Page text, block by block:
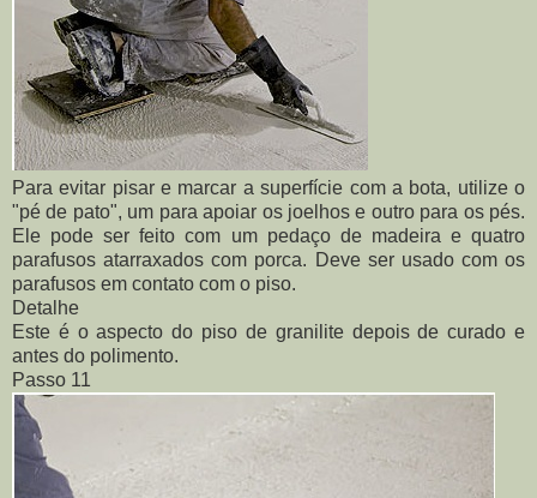
Para evitar pisar e marcar a superfície com a bota, utilize o
"pé de pato", um para apoiar os joelhos e outro para os pés.
Ele pode ser feito com um pedaço de madeira e quatro
parafusos atarraxados com porca. Deve ser usado com os
parafusos em contato com o piso.
Detalhe
Este é o aspecto do piso de granilite depois de curado e
antes do polimento.
Passo 11